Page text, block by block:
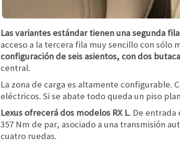
Las variantes estándar tienen una segunda
acceso a la tercera fila muy sencillo con sólo
configuración de seis asientos, con dos
central.
La zona de carga es altamente configurable.
eléctricos. Si se abate todo queda un piso
Lexus ofrecerá dos modelos RX L. De entrada
357 Nm de par, asociado a una transmisión
cuatro ruedas.